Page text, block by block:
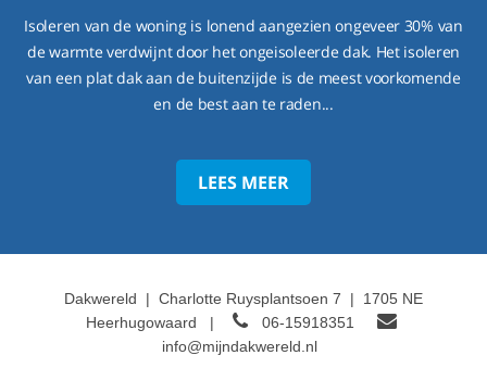
Isoleren van de woning is lonend aangezien ongeveer 30% van
de warmte verdwijnt door het ongeisoleerde dak. Het isoleren
van een plat dak aan de buitenzijde is de meest voorkomende
en de best aan te raden...
LEES MEER
Dakwereld | Charlotte Ruysplantsoen 7 |
1705 NE
Heerhugowaard
|
06-15918351
info@mijndakwereld.nl